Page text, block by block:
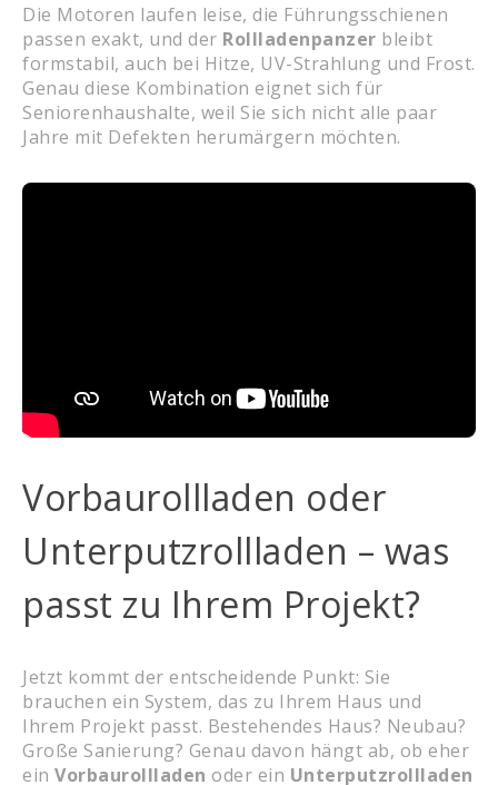
Die Motoren laufen leise, die Führungsschienen
passen exakt, und der Rollladenpanzer bleibt
formstabil, auch bei Hitze, UV-Strahlung und Frost.
Genau diese Kombination eignet sich für
Seniorenhaushalte, weil Sie sich nicht alle paar
Jahre mit Defekten herumärgern möchten.
Vorbaurollladen oder
Unterputzrollladen – was
passt zu Ihrem Projekt?
Jetzt kommt der entscheidende Punkt: Sie
brauchen ein System, das zu Ihrem Haus und
Ihrem Projekt passt. Bestehendes Haus? Neubau?
Große Sanierung? Genau davon hängt ab, ob eher
ein Vorbaurollladen oder ein Unterputzrollladen